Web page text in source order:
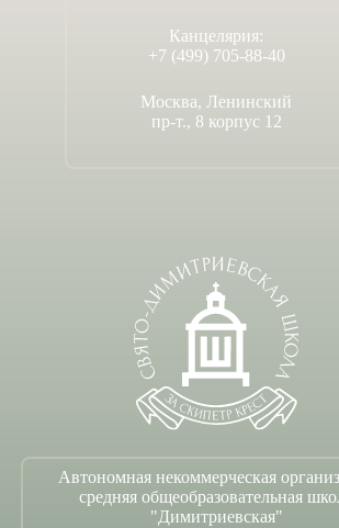
Канцелярия:
+7 (499) 705-88-40
Москва, Ленинский
пр-т., 8 корпус 12
Автономная некоммерческая
средняя общеобразовательная
"Димитриевская"